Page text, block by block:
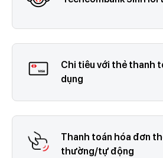
Chi tiêu với thẻ thanh
dụng
Thanh toán hóa đơn
thường/tự động